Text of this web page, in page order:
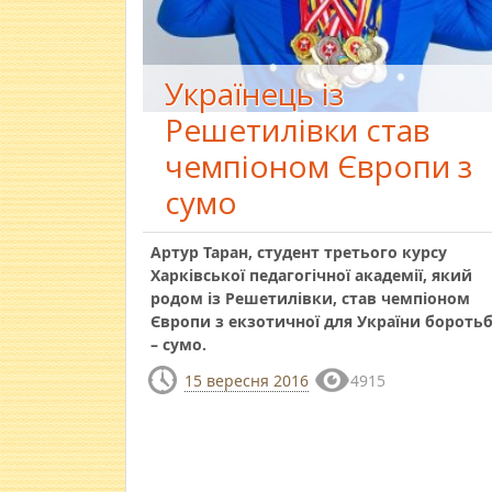
Українець із
Решетилівки став
чемпіоном Європи з
сумо
Артур Таран, студент третього курсу
Харківської педагогічної академії, який
родом із Решетилівки, став чемпіоном
Європи з екзотичної для України
– сумо.
15 вересня 2016
4915